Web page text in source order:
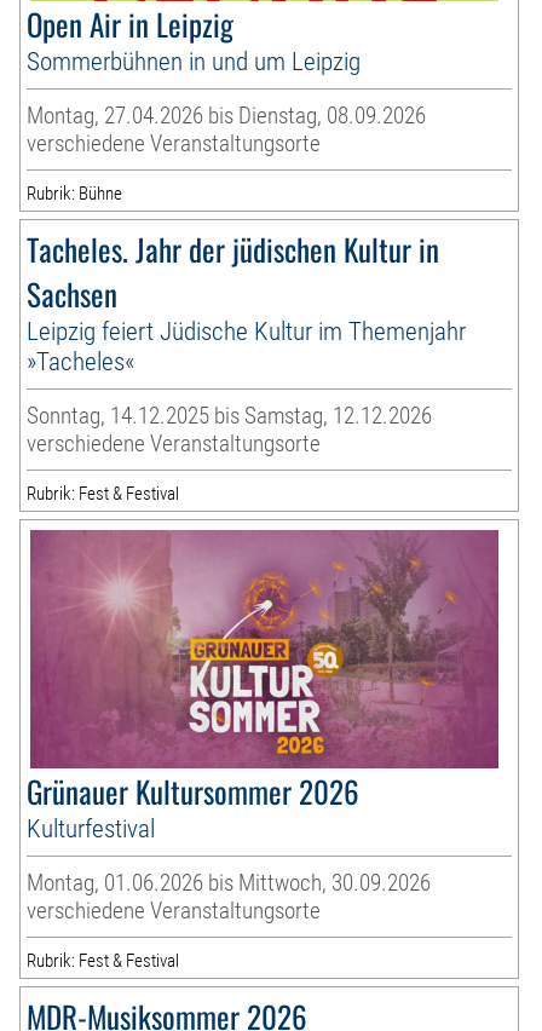
Open Air in Leipzig
Sommerbühnen in und um Leipzig
Montag, 27.04.2026 bis Dienstag, 08.09.2026
verschiedene Veranstaltungsorte
Rubrik: Bühne
Tacheles. Jahr der jüdischen Kultur in
Sachsen
Leipzig feiert Jüdische Kultur im Themenjahr
»Tacheles«
Sonntag, 14.12.2025 bis Samstag, 12.12.2026
verschiedene Veranstaltungsorte
Rubrik: Fest & Festival
Grünauer Kultursommer 2026
Kulturfestival
Montag, 01.06.2026 bis Mittwoch, 30.09.2026
verschiedene Veranstaltungsorte
Rubrik: Fest & Festival
MDR-Musiksommer 2026